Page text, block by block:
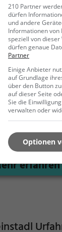
die
6, 4040
Kirchenwirt in
Küche.
und
verweilt
erfahren
210 Partner
dürfen
und andere
Informationen
speziell von
dürfen genaue
Partner
Einige Anbieter
auf Grundlage
über den Button
auf dieser Seite
Sie die
verwalten oder
Optionen